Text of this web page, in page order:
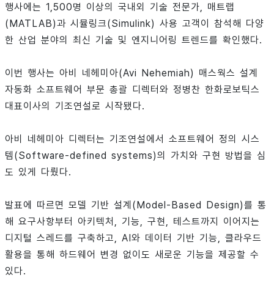
행사에는 1,500명 이상의 국내외 기술 전문가, 매트랩
(MATLAB)과 시뮬링크(Simulink) 사용 고객이 참석해 다양
한 산업 분야의 최신 기술 및 엔지니어링 트렌드를 확인했다.
이번 행사는 아비 네헤미아(Avi Nehemiah) 매스웍스 설계
자동화 소프트웨어 부문 총괄 디렉터와 정병찬 한화로보틱스
대표이사의 기조연설로 시작됐다.
아비 네헤미아 디렉터는 기조연설에서 소프트웨어 정의 시스
템(Software-defined systems)의 가치와 구현 방법을 심
도 있게 다뤘다.
발표에 따르면 모델 기반 설계(Model-Based Design)를 통
해 요구사항부터 아키텍처, 기능, 구현, 테스트까지 이어지는
디지털 스레드를 구축하고, AI와 데이터 기반 기능, 클라우드
활용을 통해 하드웨어 변경 없이도 새로운 기능을 제공할 수
있다.